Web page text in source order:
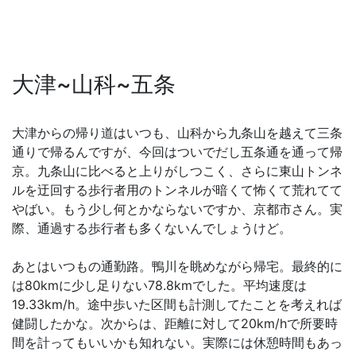
大津~山科~五条
大津からの帰り道はいつも、山科から九条山を越えて三条
通りで帰るんですが、今回はついでだし五条通を通って帰
京。九条山に比べると上りがしつこく、さらに東山トンネ
ルを迂回する歩行者用のトンネルが暗くて怖くて荒れてて
やばい。もう少し何とかならないですか、京都市さん。実
際、通過する歩行者も多くないんでしょうけど。
あとはいつもの通勤路。鴨川を眺めながら帰宅。最終的に
は80kmに少し足りない78.8kmでした。平均速度は
19.33km/h。途中歩いた区間も計測してたことを考えれば
健闘したかな。次からは、距離に対して20km/hで所要時
間を計ってもいいかも知れない。実際には休憩時間もあっ